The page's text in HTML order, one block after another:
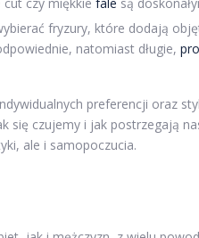
fryzury, które dodają
natomiast długie,
preferencji oraz
się czujemy i jak postrzegają
ale i samopoczucia.